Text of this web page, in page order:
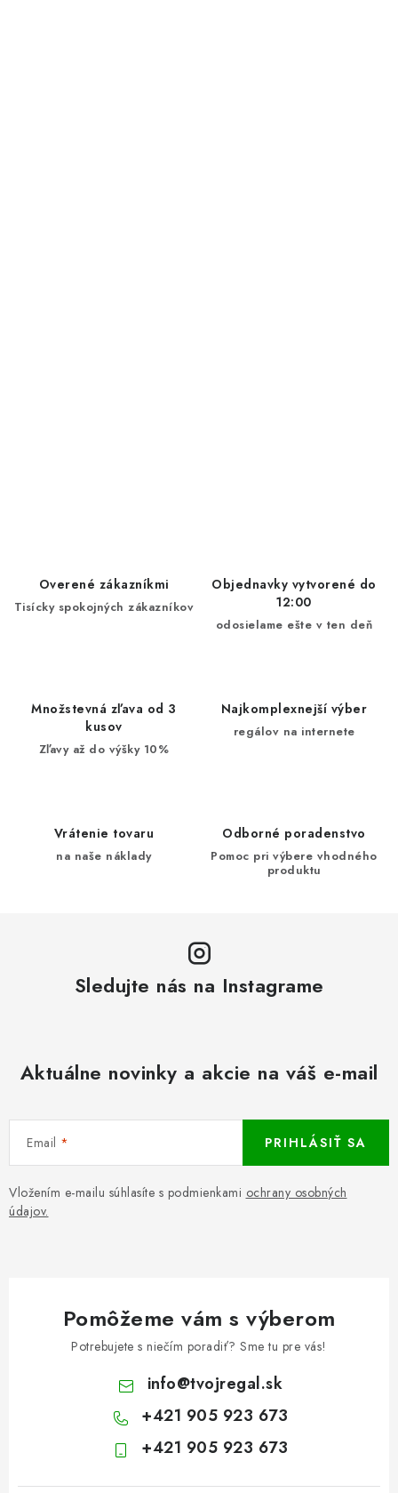
Overené zákazníkmi
Tisícky spokojných zákazníkov
Objednavky vytvorené do
12:00
odosielame ešte v ten deň
Množstevná zľava od 3
kusov
Zľavy až do výšky 10%
Najkomplexnejší výber
regálov na internete
Vrátenie tovaru
na naše náklady
Odborné poradenstvo
Pomoc pri výbere vhodného
produktu
Sledujte nás na Instagrame
Aktuálne novinky a akcie na váš e-mail
Email
Vložením e-mailu súhlasíte s podmienkami ochrany osobných
údajov.
PRIHLÁSIŤ SA
Pomôžeme vám s výberom
Potrebujete s niečím poradiť? Sme tu pre vás!
info@tvojregal.sk
+421 905 923 673
+421 905 923 673